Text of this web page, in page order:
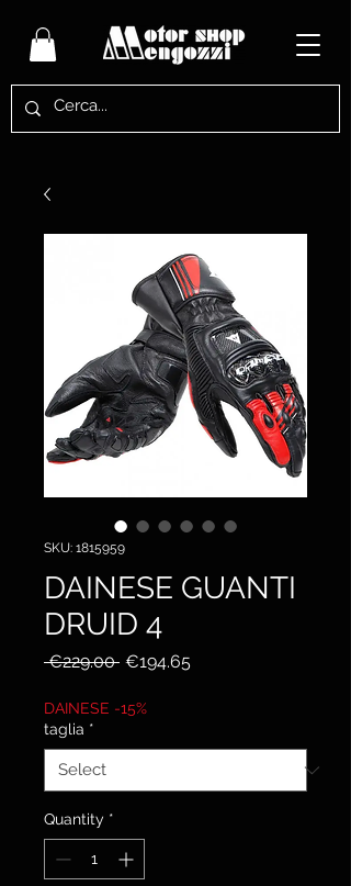
SKU: 1815959
DAINESE GUANTI
DRUID 4
€229.00 Regular
€194.65Sale
DAINESE -15%
taglia *
Quantity *